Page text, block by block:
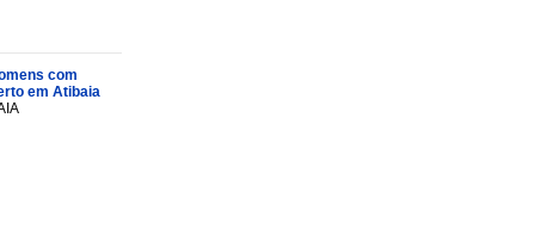
com
em Atibaia